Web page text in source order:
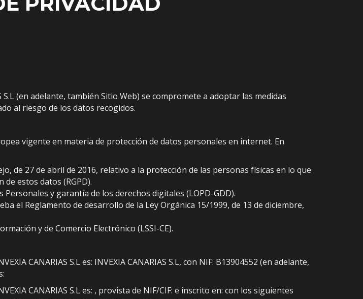
(en adelante, también Sitio Web) se compromete a adoptar las medidas
al riesgo de los datos recogidos.
vigente en materia de protección de datos personales en internet. En
de 27 de abril de 2016, relativo a la protección de las personas físicas en lo que
estos datos (RGPD).
y garantía de los derechos digitales (LOPD-GDD).
el Reglamento de desarrollo de la Ley Orgánica 15/1999, de 13 de diciembre,
y de Comercio Electrónico (LSSI-CE).
CANARIAS S.L es: INVEXIA CANARIAS S.L, con NIF: B13904552 (en adelante,
CANARIAS S.L es: , provista de NIF/CIF: e inscrito en: con los siguientes